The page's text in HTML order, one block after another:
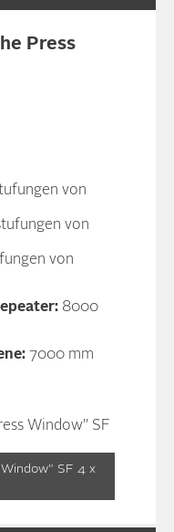
Press
von
von
von
8000
7000 mm
SF 4 x